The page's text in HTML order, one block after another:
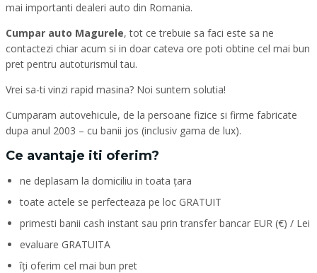
mai importanti dealeri auto din Romania.
Cumpar auto Magurele, tot ce trebuie sa faci este sa ne
contactezi chiar acum si in doar cateva ore poti obtine cel mai bun
pret pentru autoturismul tau.
Vrei sa-ti vinzi rapid masina? Noi suntem solutia!
Cumparam autovehicule, de la persoane fizice si firme fabricate
dupa anul 2003 – cu banii jos (inclusiv gama de lux).
Ce avantaje iti oferim?
ne deplasam la domiciliu in toata țara
toate actele se perfecteaza pe loc GRATUIT
primesti banii cash instant sau prin transfer bancar EUR (€) / Lei
evaluare GRATUITA
îți oferim cel mai bun pret